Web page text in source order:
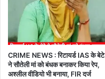
CRIME NEWS : रिटायर्ड IAS के बेटे
ने सौतेली मां को बंधक बनाकर किया रेप,
अश्लील वीडियो भी बनाया, FIR दर्ज